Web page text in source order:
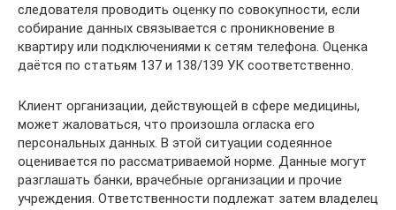
следователя проводить оценку по совокупности, если
собирание данных связывается с проникновение в
квартиру или подключениями к сетям телефона. Оценка
даётся по статьям 137 и 138/139 УК соответственно.
Клиент организации, действующей в сфере медицины,
может жаловаться, что произошла огласка его
персональных данных. В этой ситуации содеянное
оценивается по рассматриваемой норме. Данные могут
разглашать банки, врачебные организации и прочие
учреждения. Ответственности подлежат затем владелец